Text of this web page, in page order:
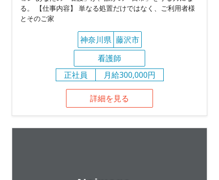
る。 【仕事内容】 単なる処置だけではなく、ご利用者様
とそのご家
神奈川県 藤沢市
看護師
正社員
月給300,000円
詳細を見る